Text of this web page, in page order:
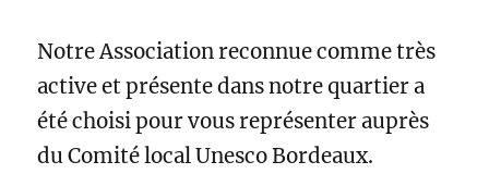
Notre Association reconnue comme très
active et présente dans notre quartier a
été choisi pour vous représenter auprès
du Comité local Unesco Bordeaux.